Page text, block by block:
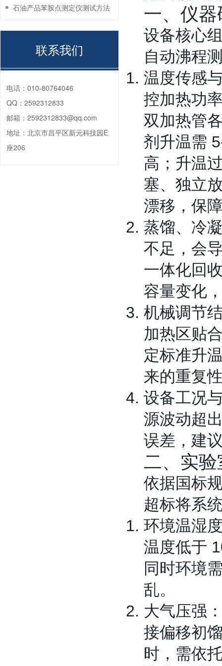
一、仪
设备核心
自动沸程
温度传感
控加热功
双加热管
剂升温需
高；升温
塞、独立
漂移，保
蒸馏、冷
不足，会
一体化回
容量变化
机械调节
加热区贴
定标准升
来的重复
设备工况
源波动超
误差，建
二、实
依据国标
超标将系
环境温湿
温度低于
同时环境
乱。
大气压强
接偏移初
时，需依
石油产品苯胺点测定仪测试方法
联系我们
电话： 010-80764046
QQ： 2592312833
邮箱： 2592312833@qq.com
地址： 北京市昌平区新元科技园E
座206